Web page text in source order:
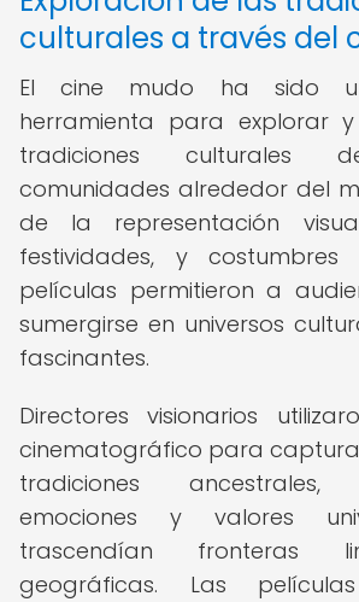
culturales a través del
El cine mudo ha sido
herramienta para explorar
tradiciones culturales
comunidades alrededor del
de la representación
festividades, y costumbres
películas permitieron a
sumergirse en universos
fascinantes.
Directores visionarios
cinematográfico para
tradiciones ancestrales,
emociones y valores
trascendían fronteras
geográficas. Las